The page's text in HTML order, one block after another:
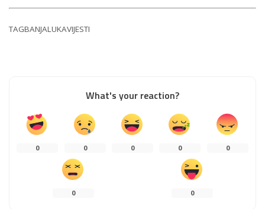
TAGBANJALUKAVIJESTI
What's your reaction?
0 0 0 0 0
0 0